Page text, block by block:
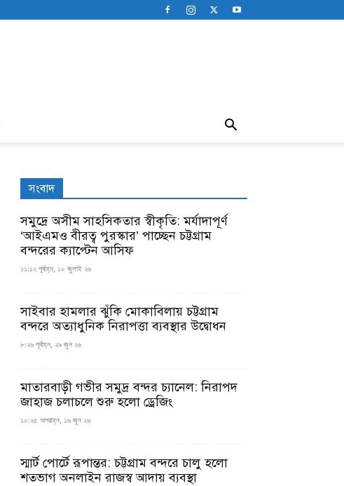
সংবাদ
সমুদ্রে অসীম সাহসিকতার স্বীকৃতি: মর্যাদাপূর্ণ
‘আইএমও বীরত্ব পুরস্কার’ পাচ্ছেন চট্টগ্রাম
বন্দরের ক্যাপ্টেন আসিফ
১১:১২ পূর্বাহ্ন, ১০ জুলাই ২৬
সাইবার হামলার ঝুঁকি মোকাবিলায় চট্টগ্রাম
বন্দরে অত্যাধুনিক নিরাপত্তা ব্যবস্থার উদ্বোধন
৮:২৬ পূর্বাহ্ন, ২৯ জুন ২৬
মাতারবাড়ী গভীর সমুদ্র বন্দর চ্যানেল: নিরাপদ
জাহাজ চলাচলে শুরু হলো ড্রেজিং
১০:২৫ অপরাহ্ন, ১৬ জুন ২৬
স্মার্ট পোর্টে রূপান্তর: চট্টগ্রাম বন্দরে চালু হলো
শতভাগ অনলাইন রাজস্ব আদায় ব্যবস্থা